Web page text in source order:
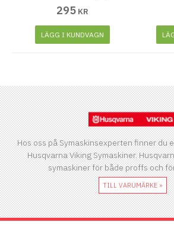
295 KR
LÄGG I KUNDVAGN
Hos oss på Symaskinsexperten finner du
Husqvarna Viking Symaskiner.
symaskiner för både proffs och
TILL VARUMÄRKE »